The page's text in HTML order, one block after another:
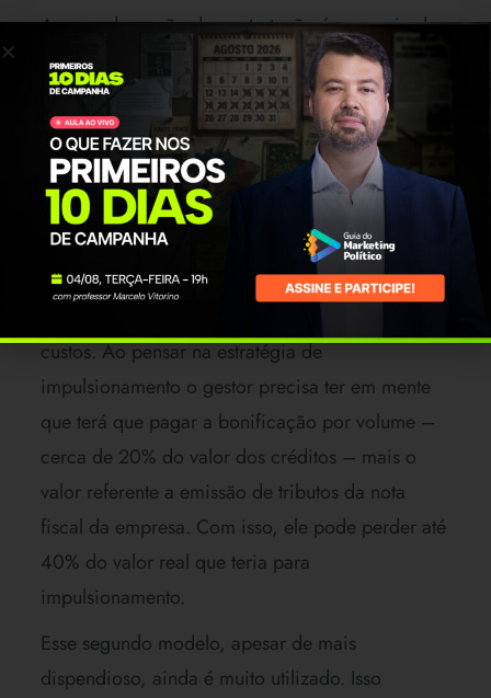
A segunda opção de contratação é por meio de
agência de publicidade (ou agência de
veiculação de mídia) licitada. Neste modelo, a
empresa contrata os créditos de impulsionamento
e anúncio e realiza o serviço para a prefeitura
mediante um percentual pela realização do
serviço e pela emissão da nota de contratação
para o Facebook.
custos. Ao pensar na estratégia de
impulsionamento o gestor precisa ter em mente
que terá que pagar a bonificação por volume –
cerca de 20% do valor dos créditos – mais o
valor referente a emissão de tributos da nota
fiscal da empresa. Com isso, ele pode perder até
40% do valor real que teria para
impulsionamento.
Esse segundo modelo, apesar de mais
dispendioso, ainda é muito utilizado. Isso